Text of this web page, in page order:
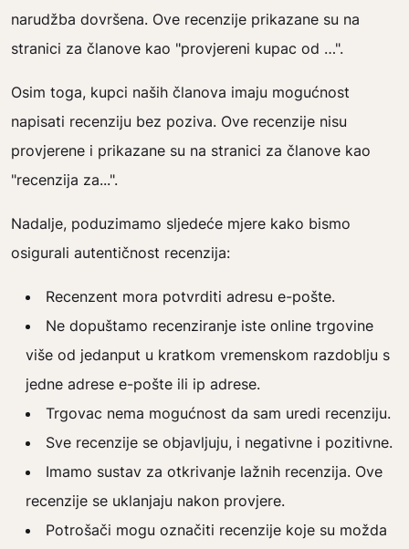
narudžba dovršena. Ove recenzije prikazane su na
stranici za članove kao "provjereni kupac od …".
Osim toga, kupci naših članova imaju mogućnost
napisati recenziju bez poziva. Ove recenzije nisu
provjerene i prikazane su na stranici za članove kao
"recenzija za...".
Nadalje, poduzimamo sljedeće mjere kako bismo
osigurali autentičnost recenzija:
Recenzent mora potvrditi adresu e-pošte.
Ne dopuštamo recenziranje iste online trgovine
više od jedanput u kratkom vremenskom razdoblju s
jedne adrese e-pošte ili ip adrese.
Trgovac nema mogućnost da sam uredi recenziju.
Sve recenzije se objavljuju, i negativne i pozitivne.
Imamo sustav za otkrivanje lažnih recenzija. Ove
recenzije se uklanjaju nakon provjere.
Potrošači mogu označiti recenzije koje su možda